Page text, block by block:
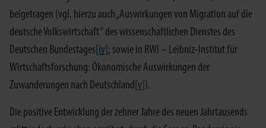
beigetragen (vgl. hierzu auch „Auswirkungen von Migration auf die
deutsche Volkswirtschaft“ des wissenschaftlichen Dienstes des
Deutschen Bundestages [iv] ; sowie in RWI – Leibniz-Institut für
Wirtschaftsforschung: Ökonomische Auswirkungen der
Zuwanderungen nach Deutschland [v] ).
Die positive Entwicklung der zehner Jahre des neuen Jahrtausends